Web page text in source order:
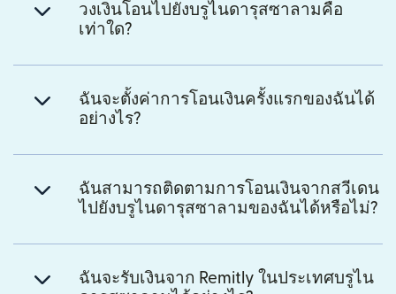
วงเงินโอนไปยังบรูไนดารุสซาลามคือ
เท่าใด?
ฉันจะตั้งค่าการโอนเงินครั้งแรกของฉันได้
อย่างไร?
ฉันสามารถติดตามการโอนเงินจากสวีเดน
ไปยังบรูไนดารุสซาลามของฉันได้หรือไม่?
ฉันจะรับเงินจาก Remitly ในประเทศบรูไน